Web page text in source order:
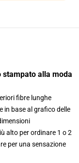
stampato alla moda
fibre lunghe
in base al grafico delle
alto per ordinare 1 o 2
per una sensazione